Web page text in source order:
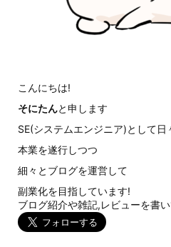
こんにちは!
そにたんと申します
SE(システムエンジニア)として日
本業を遂行しつつ
細々とブログを運営して
副業化を目指しています!
ブログ紹介や雑記,レビューを書い